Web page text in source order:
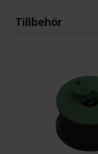
Tillbehör